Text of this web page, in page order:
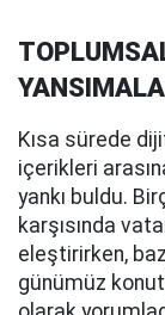
Kısa sürede
içerikleri
yankı buldu.
karşısında
eleştirirken,
günümüz